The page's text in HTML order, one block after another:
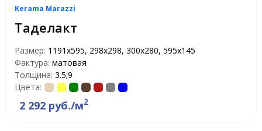
Kerama Marazzi
Таделакт
Размер: 1191x595, 298x298, 300x280, 595x145
Фактура: матовая
Толщина: 3.5;9
Цвета:
2 292 руб./м2